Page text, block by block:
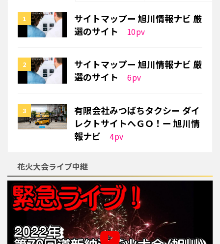
サイトマップー 旭川情報ナビ 厳
選のサイト
10pv
サイトマップー 旭川情報ナビ 厳
選のサイト
6pv
有限会社みつばちタクシー ダイ
レクトサイトへＧＯ！ー 旭川情
報ナビ
4pv
花火大会ライブ中継